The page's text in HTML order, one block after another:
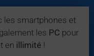
les smartphones et
les PC pour
en illimité !